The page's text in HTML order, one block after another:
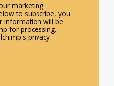
marketing
to subscribe, you
information will be
for processing.
privacy